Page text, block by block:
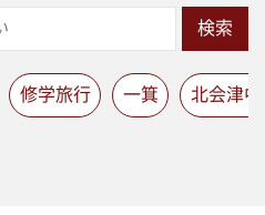
検索
修学旅行 一箕 北会津中